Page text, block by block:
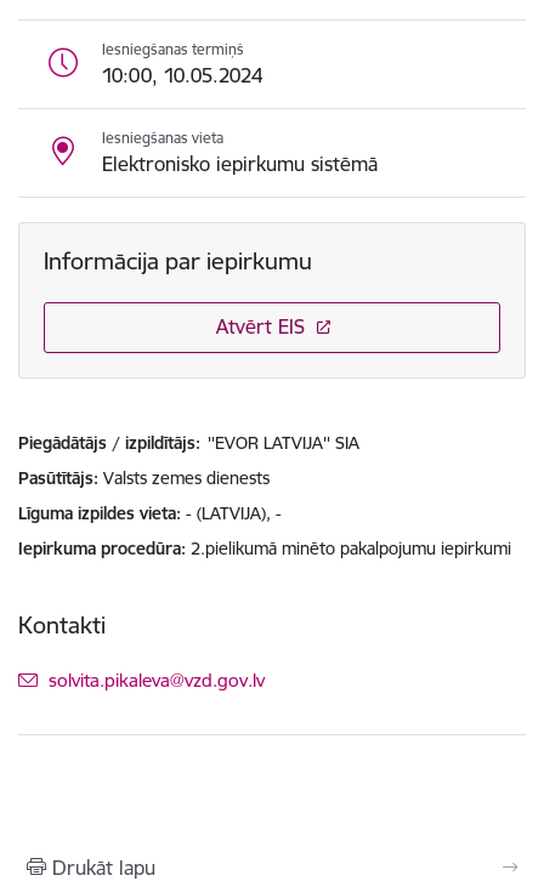
Iesniegšanas termiņš
10:00, 10.05.2024
Iesniegšanas vieta
Elektronisko iepirkumu sistēmā
Informācija par iepirkumu
Atvērt EIS
Piegādātājs / izpildītājs: ''EVOR LATVIJA'' SIA
Pasūtītājs Valsts zemes dienests
Līguma izpildes vieta - (LATVIJA), -
Iepirkuma procedūra 2.pielikumā minēto pakalpojumu iepirkumi
Kontakti
E-pasts:
solvita.pikaleva@vzd.gov.lv
Drukāt lapu